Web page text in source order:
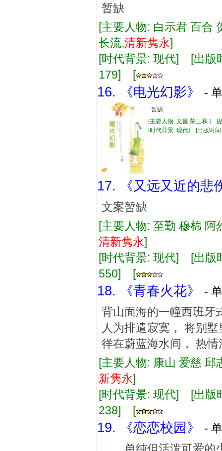
暂缺
[主要人物: 白示君 百
长流,清新隽永]
[时代背景: 现代] [出
179] [
16. 《电光幻影》 -
暂缺
[主要人物: 文昌 荣三和 ] [
[时代背景: 现代] [出版时
17. 《又远又近的悲
文案暂缺
[主要人物: 至勤 穆棉
清新隽永]
[时代背景: 现代] [出
550] [
18. 《青春火花》
-
背山面海的一幢西班牙
人为排遣寂寞， 将别
徉在蔚蓝海水间， 热
[主要人物: 康山 爱慈
新隽永]
[时代背景: 现代] [出
238] [
19. 《恋恋校园》
-